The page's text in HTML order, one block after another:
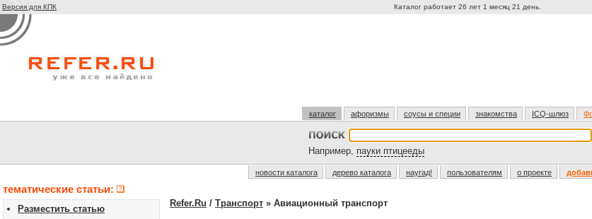
Версия для КПК Каталог работает 26 лет 1 месяц 21 день.
каталог афоризмы соусы и специи знакомства ICQ-шлюз
Например, пауки птицееды
новости каталога дерево каталога наугад! пользователям о проекте
тематические статьи:
Разместить статью
Refer.Ru / Транспорт » Авиационный транспорт